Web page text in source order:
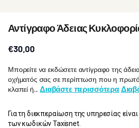
Αντίγραφο Άδειας
€30,00
Μπορείτε να εκδώσετε αντίγραφο της
οχήματός σας σε περίπτωση που η
κλαπεί ή...Διαβάστε περισσότερα
Για τη διεκπεραίωση της υπηρεσίας
των κωδικών Taxisnet.